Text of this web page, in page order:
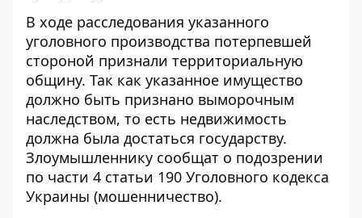
В ходе расследования указанного
уголовного производства потерпевшей
стороной признали территориальную
общину. Так как указанное имущество
должно быть признано выморочным
наследством, то есть недвижимость
должна была достаться государству.
Злоумышленнику сообщат о подозрении
по части 4 статьи 190 Уголовного кодекса
Украины (мошенничество).